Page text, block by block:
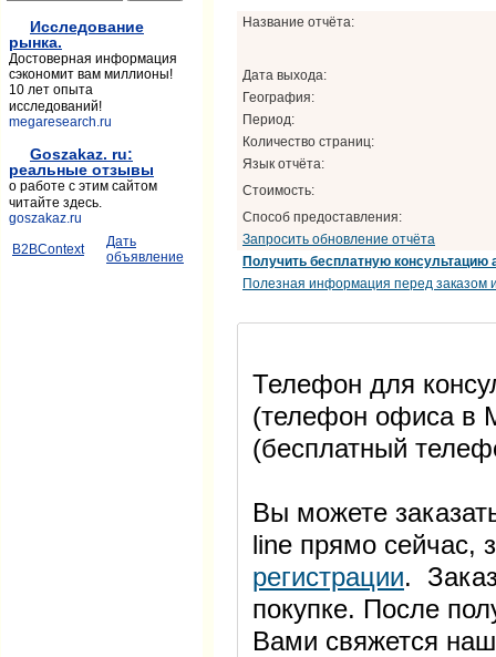
Название отчёта:
Дата выхода:
География:
Период:
Количество страниц:
Язык отчёта:
Стоимость:
Способ предоставления:
Запросить обновление отчёта
Получить бесплатную консультацию
Полезная информация перед заказом
Телефон для
(телефон офиса в
(бесплатный
Вы можете
line прямо
регистрации.
покупке. После
Вами свяжется
Исследование
рынка.
Достоверная информация
сэкономит вам миллионы!
10 лет опыта
исследований!
megaresearch.ru
Goszakaz. ru:
реальные отзывы
о работе с этим сайтом
читайте здесь.
goszakaz.ru
B2BContext
Дать
объявление